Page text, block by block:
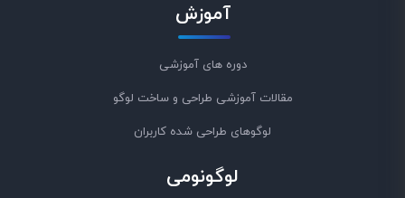
آموزش
دوره های آموزشی
مقالات آموزشی طراحی و ساخت لوگو
لوگوهای طراحی شده کاربران
لوگونومی